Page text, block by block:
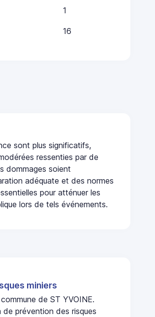
1
16
sont plus significatifs,
ressenties par de
dommages soient
adéquate et des normes
pour atténuer les
lors de tels événements.
miniers
de ST YVOINE.
prévention des risques